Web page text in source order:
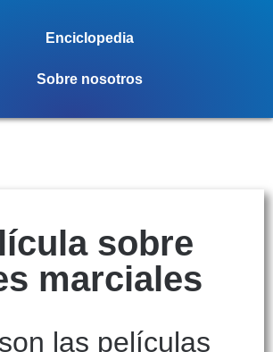
Enciclopedia
Sobre nosotros
sobre
marciales
las películas